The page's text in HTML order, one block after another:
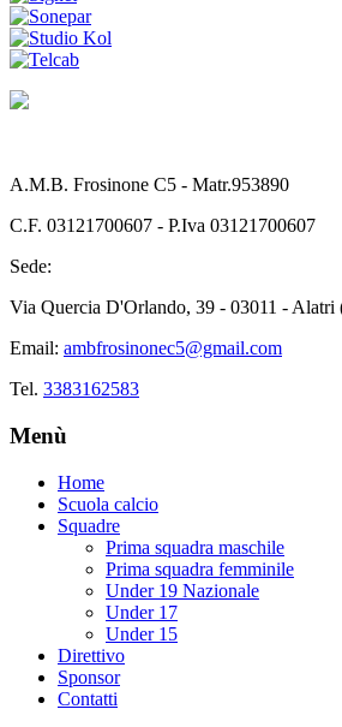
A.M.B. Frosinone C5 - Matr.953890
C.F. 03121700607 - P.Iva 03121700607
Sede:
Via Quercia D'Orlando, 39 - 03011 - Alatri
Email: ambfrosinonec5@gmail.com
Tel. 3383162583
Menù
Home
Scuola calcio
Squadre
Prima squadra maschile
Prima squadra femminile
Under 19 Nazionale
Under 17
Under 15
Direttivo
Sponsor
Contatti